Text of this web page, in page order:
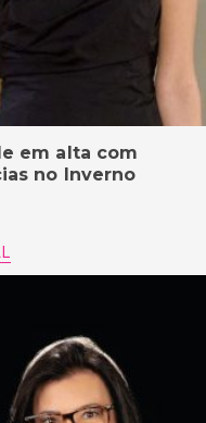
em alta com
no Inverno